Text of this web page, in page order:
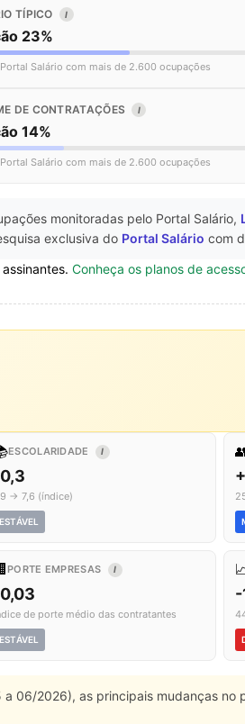
TÍPICO I
23%
Salário com mais de 2.600 ocupações
DE CONTRATAÇÕES I
14%
Salário com mais de 2.600 ocupações
monitoradas pelo Portal Salário,
exclusiva do Portal Salário com
Conheça os planos de
ESCOLARIDADE I
→ 7,6 (índice)
ESTÁVEL
PORTE EMPRESAS I
de porte médio das contratantes
ESTÁVEL
-
06/2026), as principais mudanças no